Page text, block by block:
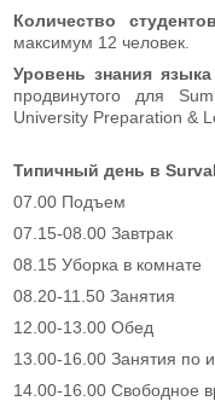
Количество
максимум 12 человек.
Уровень знания
продвинутого для
University Preparation &
Типичный день в
07.00 Подъем
07.15-08.00 Завтрак
08.15 Уборка в комнате
08.20-11.50 Занятия
12.00-13.00 Обед
13.00-16.00 Занятия по
14.00-16.00 Свободное